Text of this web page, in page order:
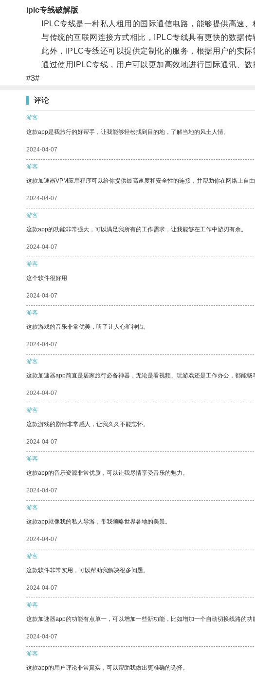
iplc专线破解版
IPLC专线是一种私人租用的国际通信电路，能够提供高速、
与传统的互联网连接方式相比，IPLC专线具有更快的数据传
此外，IPLC专线还可以提供定制化的服务，根据用户的实际
通过使用IPLC专线，用户可以更加高效地进行国际通讯、数
#3#
评论
游客
这款app是我旅行的好帮手，让我能够轻松找到目的地，了解当地的风土人情。
2024-04-07
游客
这款加速器VPM应用程序可以给你提供最高速度和安全性的连接，并帮助你在网络上自由
2024-04-07
游客
这款app的功能非常强大，可以满足我所有的工作需求，让我能够在工作中游刃有余。
2024-04-07
游客
这个软件很好用
2024-04-07
游客
这款游戏的音乐非常优美，听了让人心旷神怡。
2024-04-07
游客
这款加速器app简直是居家旅行必备神器，无论是看视频、玩游戏还是工作办公，都能畅
2024-04-07
游客
这款游戏的剧情非常感人，让我久久不能忘怀。
2024-04-07
游客
这款app的音乐资源非常优质，可以让我尽情享受音乐的魅力。
2024-04-07
游客
这款app就像我的私人导游，带我领略世界各地的美景。
2024-04-07
游客
这款软件非常实用，可以帮助我解决很多问题。
2024-04-07
游客
这款加速器app的功能有点单一，可以增加一些新功能，比如增加一个自动切换线路的功
2024-04-07
游客
这款app的用户评论非常真实，可以帮助我做出更准确的选择。